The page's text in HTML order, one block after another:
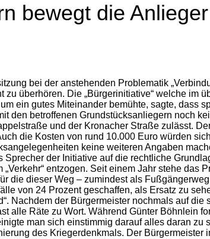
bewegt die Anlieger
bei der anstehenden Problematik
zu überhören. Die „Bürgerinitiative“ welche
ein gutes Miteinander bemühte, sagte,
den betroffenen Grundstücksanliegern noch
und der Kronacher Straße zulässt.
die Kosten von rund 10.000 Euro würden
keine weiteren Angaben
der Initiative auf die rechtliche
entzogen. Seit einem Jahr stehe
die dieser Weg – zumindest als
von 24 Prozent geschaffen, als Ersatz zu
Nachdem der Bürgermeister nochmals auf
alle Räte zu Wort. Während Günter Böhnlein
man sich einstimmig darauf alles daran
des Kriegerdenkmals. Der